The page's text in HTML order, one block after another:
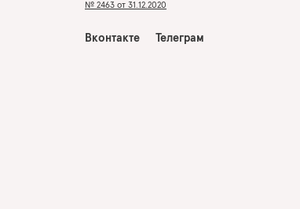
№ 2463 от 31.12.2020
Вконтакте Телеграм